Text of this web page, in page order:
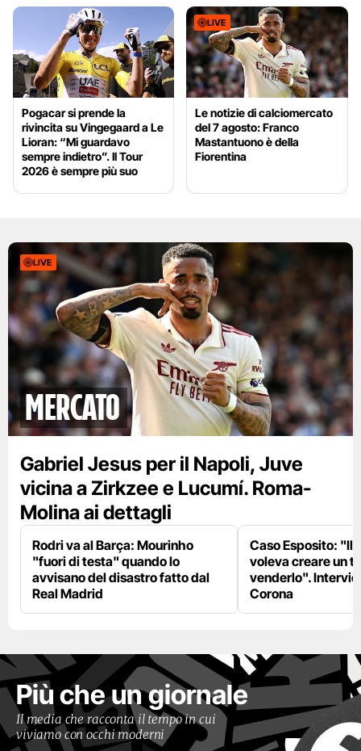
Pogacar si prende la
rivincita su Vingegaard a Le
Lioran: “Mi guardavo
sempre indietro”. Il Tour
2026 è sempre più suo
LIVE
Le notizie di calciomercato
del 7 agosto: Franco
Mastantuono è della
Fiorentina
LIVE
mercato
Gabriel Jesus per il Napoli, Juve
vicina a Zirkzee e Lucumí. Roma-
Molina ai dettagli
Rodri va al Barça: Mourinho
"fuori di testa" quando lo
avvisano del disastro fatto dal
Real Madrid
Caso Esposito: "Il
voleva creare un
venderlo".
Corona
Più che un giornale
Il media che racconta il tempo in cui
viviamo con occhi moderni